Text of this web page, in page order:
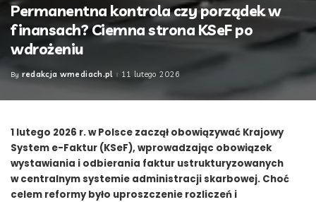
Permanentna kontrola czy porządek w
finansach? Ciemna strona KSeF po
wdrożeniu
Posted
By redakcja wmediach.pl 11 lutego 2026
1 lutego 2026 r. w Polsce zaczął obowiązywać Krajowy
System e-Faktur (KSeF), wprowadzając obowiązek
wystawiania i odbierania faktur ustrukturyzowanych
w centralnym systemie administracji skarbowej. Choć
celem reformy było uproszczenie rozliczeń i